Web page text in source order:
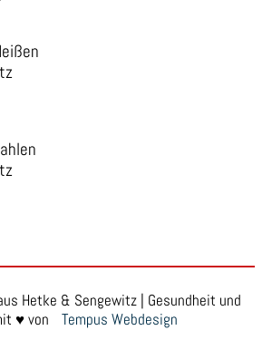
Hetke & Sengewitz | Gesundheit und
♥ von
Tempus Webdesign